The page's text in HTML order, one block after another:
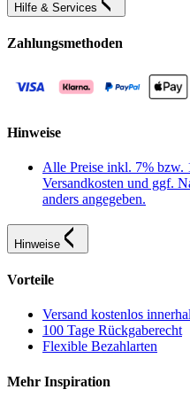
Hilfe & Services
Zahlungsmethoden
Hinweise
Alle Preise inkl. 7% bzw.
Versandkosten und ggf.
anders angegeben.
Hinweise
Vorteile
Versand kostenlos
100 Tage Rückgaberecht
Flexible Bezahlarten
Mehr Inspiration